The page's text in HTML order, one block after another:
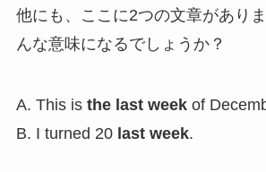
他にも、ここに2つの文章があり
んな意味になるでしょうか？
A. This is the last weekof
B. I turned 20 last week.